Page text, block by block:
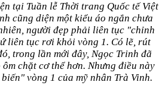
tại Tuần lễ Thời trang Quốc tế Việt
cũng diện một kiểu áo ngắn chưa
người đẹp phải liên tục "chỉnh
liên tục rơi khỏi vòng 1. Có lẽ, rút
trong lần mới đây, Ngọc Trinh đã
chặt cơ thể hơn. Nhưng điều này
vòng 1 của mỹ nhân Trà Vinh.